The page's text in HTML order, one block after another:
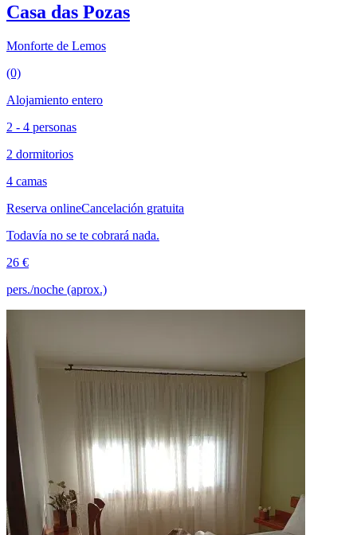
Casa das Pozas
Monforte de Lemos
(0)
Alojamiento entero
2 - 4 personas
2 dormitorios
4 camas
Reserva onlineCancelación gratuita
Todavía no se te cobrará nada.
26 €
pers./noche (aprox.)